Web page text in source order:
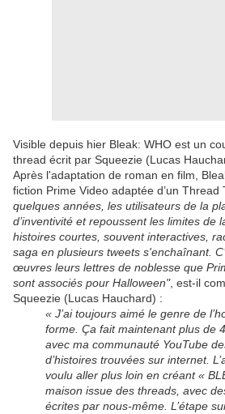
Visible depuis hier Bleak: WHO est un
thread écrit par Squeezie (Lucas
Après l'adaptation de roman en film,
fiction Prime Video adaptée d’un Thread
quelques années, les utilisateurs de la
d’inventivité et repoussent les limites de
histoires courtes, souvent interactives,
saga en plusieurs tweets s'enchaînant.
œuvres leurs lettres de noblesse que
sont associés pour Halloween", est-il
Squeezie (Lucas Hauchard) :
« J’ai toujours aimé le genre de
forme. Ça fait maintenant plus de
avec ma communauté YouTube
d’histoires trouvées sur internet.
voulu aller plus loin en créant «
maison issue des threads, avec
écrites par nous-même. L’étape